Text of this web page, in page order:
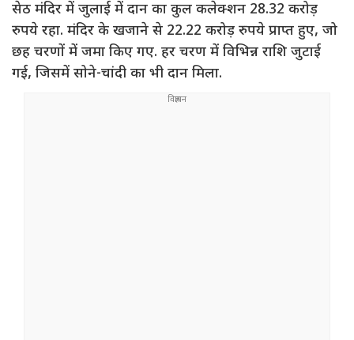
सेठ मंदिर में जुलाई में दान का कुल कलेक्शन 28.32 करोड़
रुपये रहा. मंदिर के खजाने से 22.22 करोड़ रुपये प्राप्त हुए, जो
छह चरणों में जमा किए गए. हर चरण में विभिन्न राशि जुटाई
गई, जिसमें सोने-चांदी का भी दान मिला.